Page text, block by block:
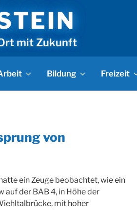
mit Zukunft
Bildung Freizeit
von
ein Zeuge beobachtet, wie ein
der BAB 4, in Höhe der
mit hoher